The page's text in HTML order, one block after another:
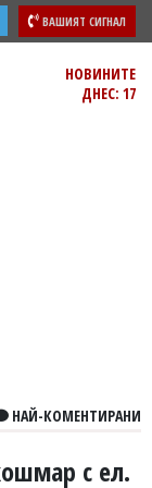
ВАШИЯТ СИГНАЛ
НОВИНИТЕ
ДНЕС: 17
НАЙ-КОМЕНТИРАНИ
с ел.